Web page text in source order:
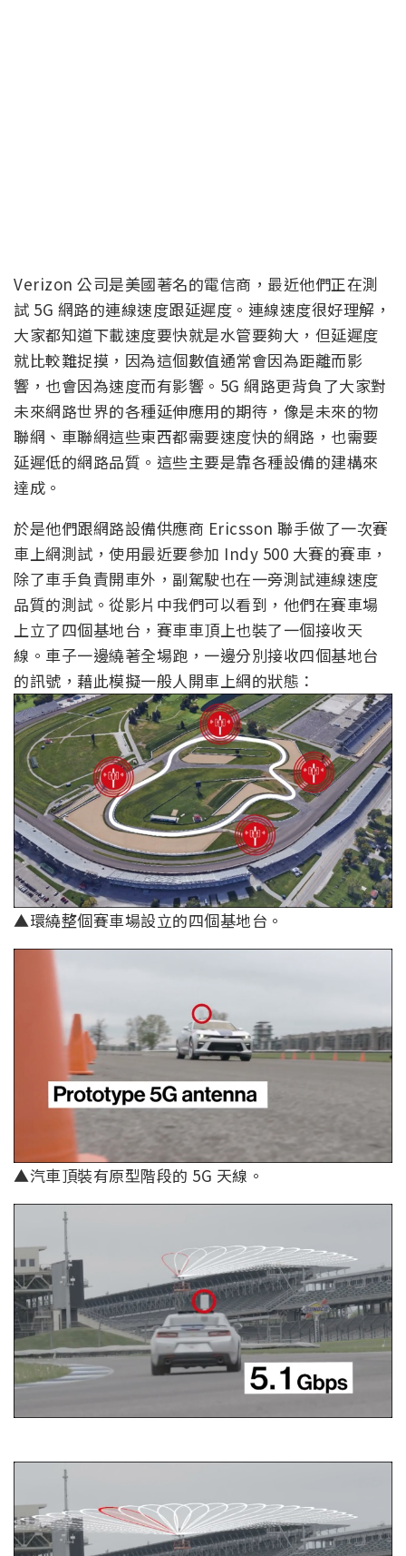
Verizon 公司是美國著名的電信商，最近他們正在測
試 5G 網路的連線速度跟延遲度。連線速度很好理解，
大家都知道下載速度要快就是水管要夠大，但延遲度
就比較難捉摸，因為這個數值通常會因為距離而影
響，也會因為速度而有影響。5G 網路更背負了大家對
未來網路世界的各種延伸應用的期待，像是未來的物
聯網、車聯網這些東西都需要速度快的網路，也需要
延遲低的網路品質。這些主要是靠各種設備的建構來
達成。
於是他們跟網路設備供應商 Ericsson 聯手做了一次賽
車上網測試，使用最近要參加 Indy 500 大賽的賽車，
除了車手負責開車外，副駕駛也在一旁測試連線速度
品質的測試。從影片中我們可以看到，他們在賽車場
上立了四個基地台，賽車車頂上也裝了一個接收天
線。車子一邊繞著全場跑，一邊分別接收四個基地台
的訊號，藉此模擬一般人開車上網的狀態：
▲環繞整個賽車場設立的四個基地台。
▲汽車頂裝有原型階段的 5G 天線。